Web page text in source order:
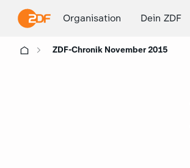
Organisation Dein ZDF
ZDF-Chronik November 2015